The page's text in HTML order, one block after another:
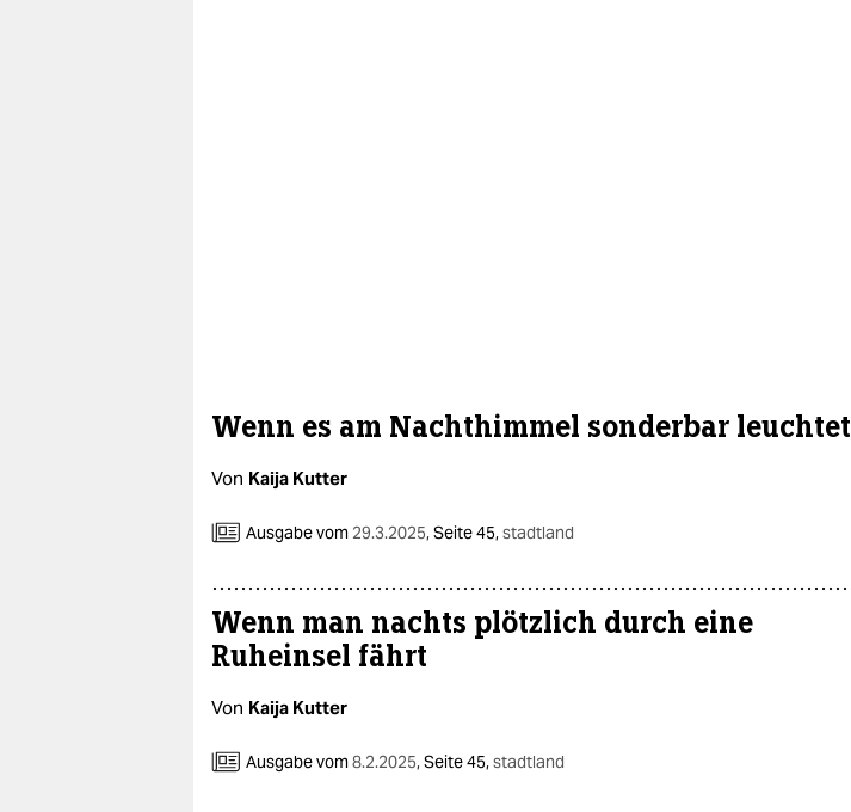
Wenn es am Nachthimmel sonderbar leuchtet
Von Kaija Kutter
Ausgabe vom 29.3.2025,Seite 45,stadtland
Wenn man nachts plötzlich durch eine
Ruheinsel fährt
Von Kaija Kutter
Ausgabe vom8.2.2025,Seite 45,stadtland